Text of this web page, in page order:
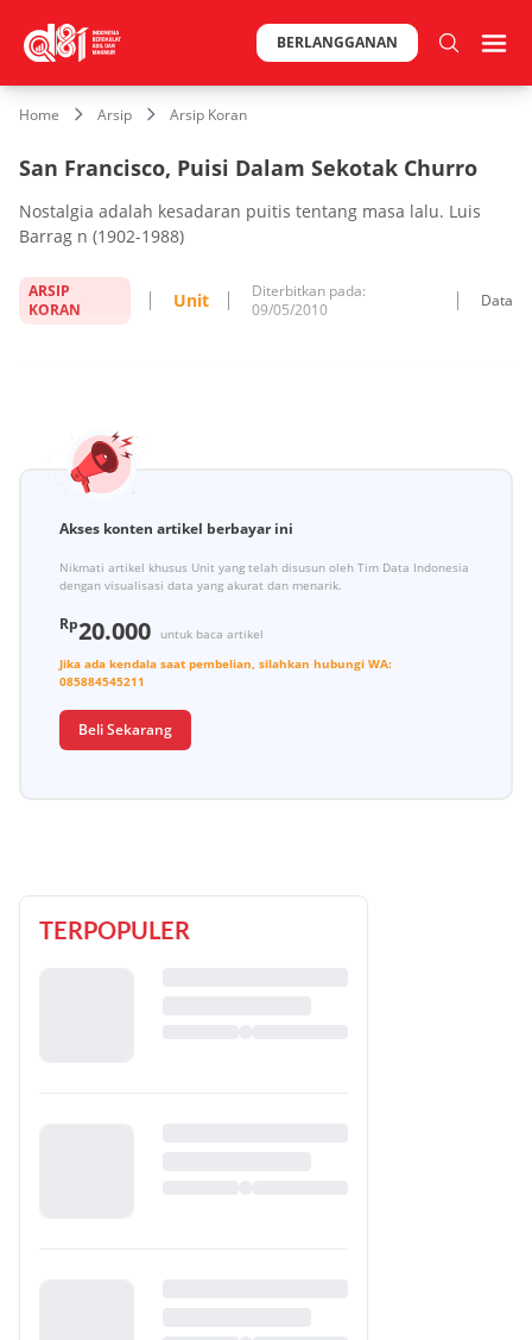
BERLANGGANAN
Home Arsip Arsip Koran
San Francisco, Puisi Dalam Sekotak Churro
Nostalgia adalah kesadaran puitis tentang masa lalu. Luis
Barrag n (1902-1988)
ARSIP
KORAN
Unit
Diterbitkan pada:
09/05/2010
Data
Akses konten artikel berbayar ini
Nikmati artikel khusus Unit yang telah disusun oleh Tim Data Indonesia
dengan visualisasi data yang akurat dan menarik.
Rp20.000
untuk baca artikel
Jika ada kendala saat pembelian, silahkan hubungi WA:
085884545211
Beli Sekarang
TERPOPULER